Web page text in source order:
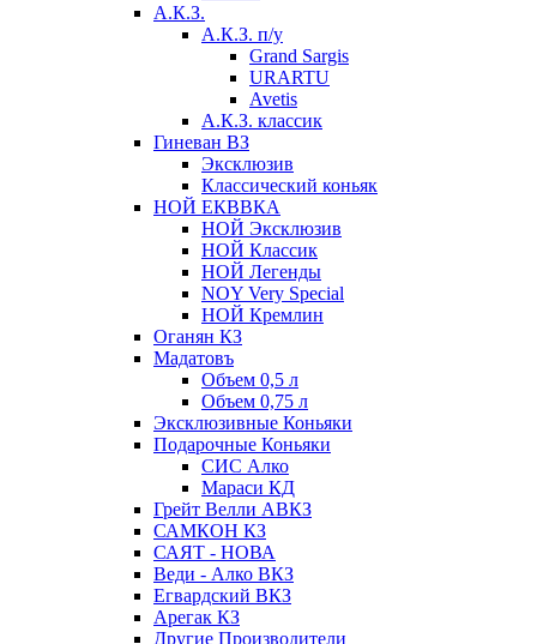
А.К.З.
А.К.З. п/у
Grand Sargis
URARTU
Avetis
А.К.З. классик
Гиневан ВЗ
Эксклюзив
Классический коньяк
НОЙ ЕКВВКА
НОЙ Эксклюзив
НОЙ Классик
НОЙ Легенды
NOY Very Speсial
НОЙ Кремлин
Оганян КЗ
Мадатовъ
Объем 0,5 л
Объем 0,75 л
Эксклюзивные Коньяки
Подарочные Коньяки
СИС Алко
Мараси КД
Грейт Велли АВКЗ
САМКОН КЗ
САЯТ - НОВА
Веди - Алко ВКЗ
Егвардский ВКЗ
Арегак КЗ
Другие Производители